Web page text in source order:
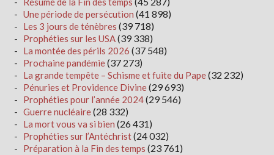
Une période de persécution (41 898)
Les 3 jours de ténèbres (39 718)
Prophéties sur les USA(39 338)
La montée des périls 2026 (37 548)
Prochaine pandémie(37 273)
La grande tempête – Schisme et fuite du Pape(32 232)
Pénuries et Providence Divine(29 693)
Prophéties pour l’année 2024(29 546)
Guerre nucléaire(28 332)
La mort vous va si bien (26 431)
Prophéties sur l’Antéchrist(24 032)
Préparation à la Fin des temps (23 761)